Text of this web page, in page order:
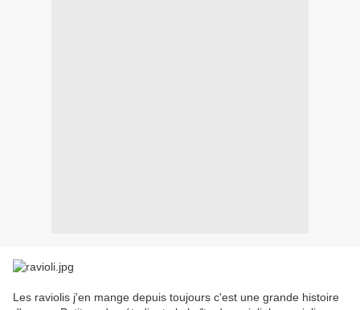
Les raviolis j'en mange depuis toujours c'est une grande histoire